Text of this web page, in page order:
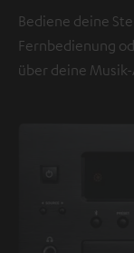
Bediene deine
Fernbedienung
über deine